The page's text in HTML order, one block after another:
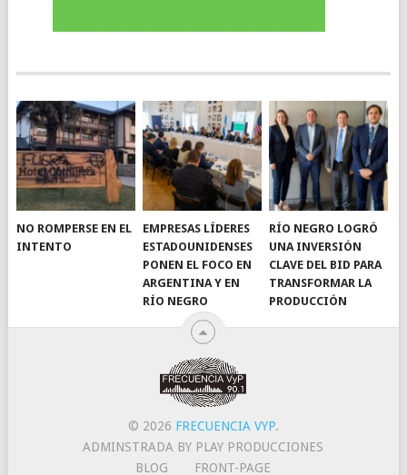
NO ROMPERSE EN EL
INTENTO
EMPRESAS LÍDERES
ESTADOUNIDENSES
PONEN EL FOCO EN
ARGENTINA Y EN
RÍO NEGRO
RÍO NEGRO LOGRÓ
UNA INVERSIÓN
CLAVE DEL BID PARA
TRANSFORMAR LA
PRODUCCIÓN
© 2026 FRECUENCIA VYP.
ADMINSTRADA BY PLAY PRODUCCIONES
BLOG
FRONT-PAGE